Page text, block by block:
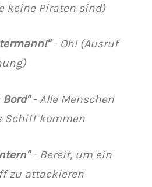
keine Piraten sind)
- Oh! (Ausruf
- Alle Menschen
Schiff kommen
- Bereit, um ein
zu attackieren